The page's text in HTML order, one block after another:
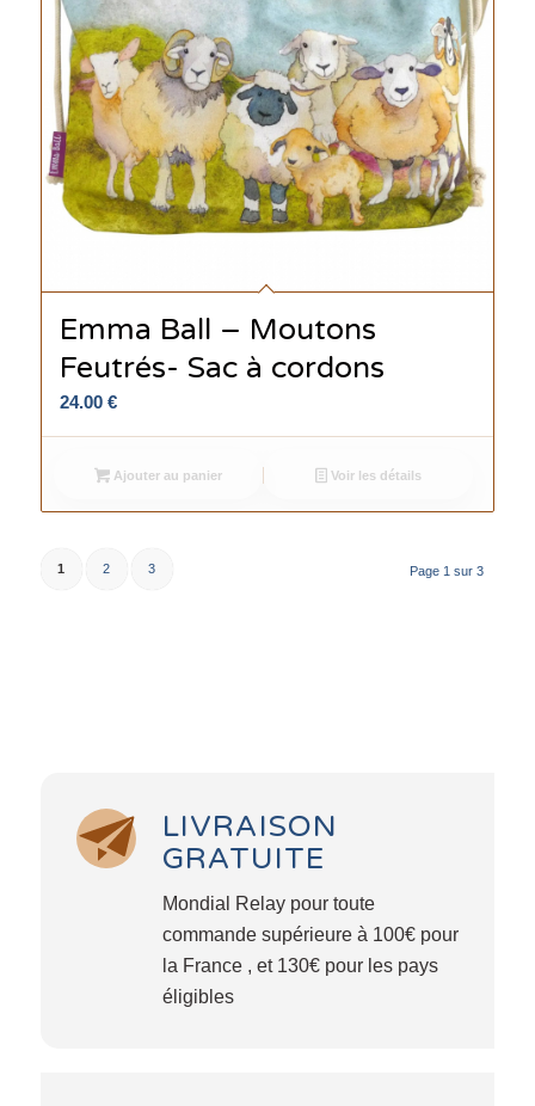
Emma Ball – Moutons
Feutrés- Sac à cordons
24.00 €
Ajouter au panier Voir les détails
Page 1 sur 3
1 2 3
LIVRAISON
GRATUITE
Mondial Relay pour toute
commande supérieure à 100€ pour
la France , et 130€ pour les pays
éligibles